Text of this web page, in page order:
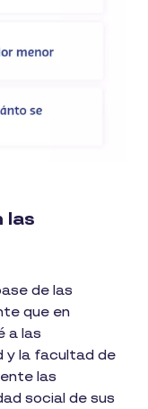
las
de las
que en
a las
y la facultad de
las
social de sus